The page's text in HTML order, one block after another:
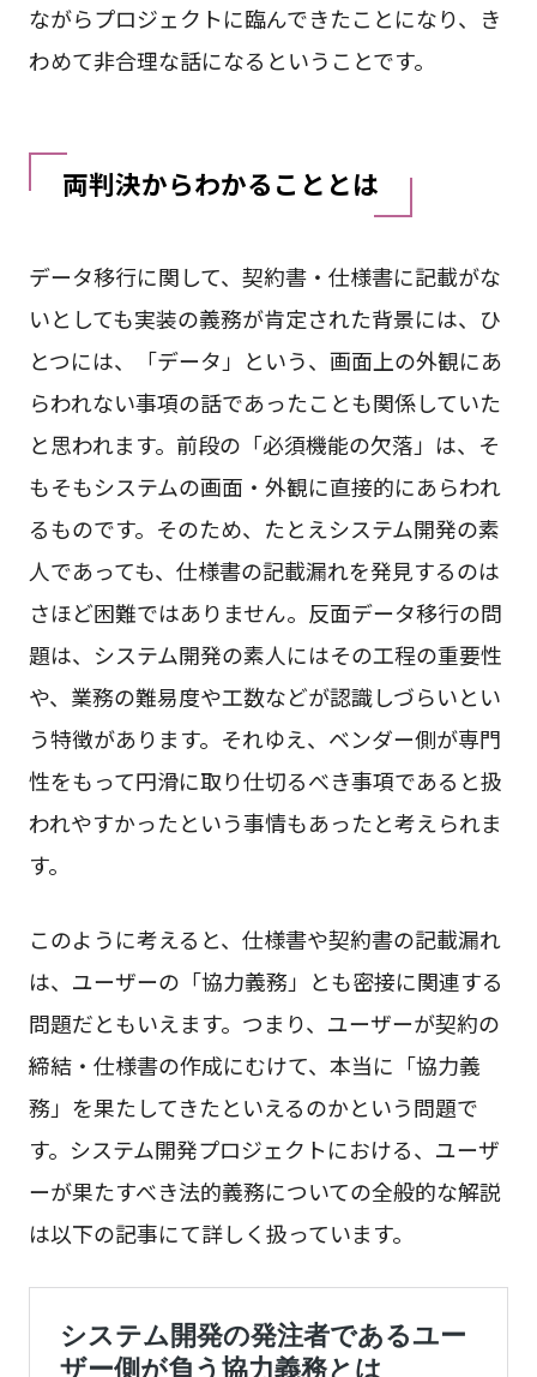
ながらプロジェクトに臨んできたことになり、き
わめて非合理な話になるということです。
両判決からわかることとは
データ移行に関して、契約書・仕様書に記載がな
いとしても実装の義務が肯定された背景には、ひ
とつには、「データ」という、画面上の外観にあ
らわれない事項の話であったことも関係していた
と思われます。前段の「必須機能の欠落」は、そ
もそもシステムの画面・外観に直接的にあらわれ
るものです。そのため、たとえシステム開発の素
人であっても、仕様書の記載漏れを発見するのは
さほど困難ではありません。反面データ移行の問
題は、システム開発の素人にはその工程の重要性
や、業務の難易度や工数などが認識しづらいとい
う特徴があります。それゆえ、ベンダー側が専門
性をもって円滑に取り仕切るべき事項であると扱
われやすかったという事情もあったと考えられま
す。
このように考えると、仕様書や契約書の記載漏れ
は、ユーザーの「協力義務」とも密接に関連する
問題だともいえます。つまり、ユーザーが契約の
締結・仕様書の作成にむけて、本当に「協力義
務」を果たしてきたといえるのかという問題で
す。システム開発プロジェクトにおける、ユーザ
ーが果たすべき法的義務についての全般的な解説
は以下の記事にて詳しく扱っています。